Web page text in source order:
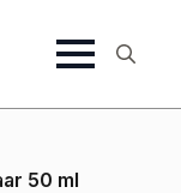
50 ml